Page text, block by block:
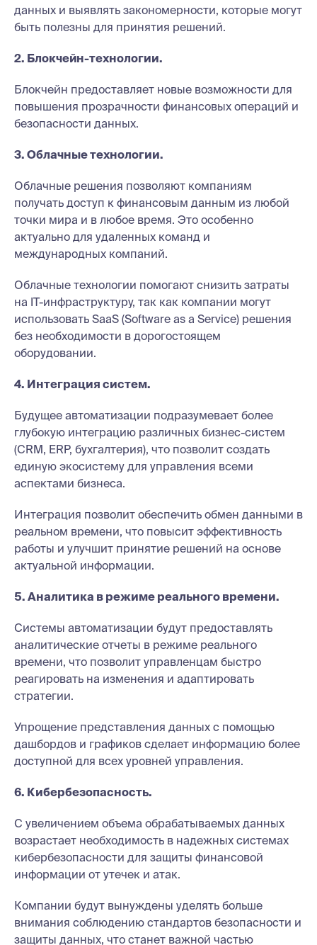
данных и выявлять закономерности, которые могут
быть полезны для принятия решений.
2. Блокчейн-технологии.
Блокчейн предоставляет новые возможности для
повышения прозрачности финансовых операций и
безопасности данных.
3. Облачные технологии.
Облачные решения позволяют компаниям
получать доступ к финансовым данным из любой
точки мира и в любое время. Это особенно
актуально для удаленных команд и
международных компаний.
Облачные технологии помогают снизить затраты
на IT-инфраструктуру, так как компании могут
использовать SaaS (Software as a Service) решения
без необходимости в дорогостоящем
оборудовании.
4. Интеграция систем.
Будущее автоматизации подразумевает более
глубокую интеграцию различных бизнес-систем
(CRM, ERP, бухгалтерия), что позволит создать
единую экосистему для управления всеми
аспектами бизнеса.
Интеграция позволит обеспечить обмен данными в
реальном времени, что повысит эффективность
работы и улучшит принятие решений на основе
актуальной информации.
5. Аналитика в режиме реального времени.
Системы автоматизации будут предоставлять
аналитические отчеты в режиме реального
времени, что позволит управленцам быстро
реагировать на изменения и адаптировать
стратегии.
Упрощение представления данных с помощью
дашбордов и графиков сделает информацию более
доступной для всех уровней управления.
6. Кибербезопасность.
С увеличением объема обрабатываемых данных
возрастает необходимость в надежных системах
кибербезопасности для защиты финансовой
информации от утечек и атак.
Компании будут вынуждены уделять больше
внимания соблюдению стандартов безопасности и
защиты данных, что станет важной частью